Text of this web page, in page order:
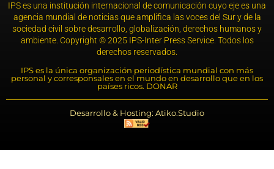
IPS es una institución internacional de comunicación cuyo eje es una
agencia mundial de noticias que amplifica las voces del Sur y de la
sociedad civil sobre desarrollo, globalización, derechos humanos y
ambiente. Copyright © 2025 IPS-Inter Press Service. Todos los
derechos reservados.
IPS es la única organización periodística mundial con más
personal y corresponsales en el mundo en desarrollo que en los
países ricos. DONAR
Desarrollo & Hosting: Atiko.Studio